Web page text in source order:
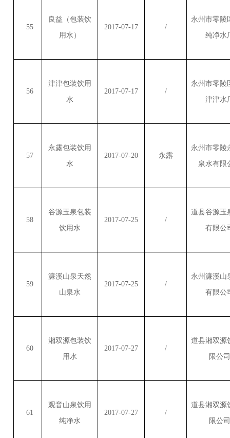
55
良益（包装饮
用水）
2017-07-17 /
永州市零陵
纯净水
56
津津包装饮用
水
2017-07-17 /
永州市零陵
津津水
57
永露包装饮用
水
2017-07-20 永露
永州市零陵
泉水有限
58
谷源玉泉包装
饮用水
2017-07-25 /
道县谷源玉
有限公
59
濂溪山泉天然
山泉水
2017-07-25 /
永州濂溪山
有限公
60
湘双源包装饮
用水
2017-07-27 /
道县湘双源
限公司
61
观音山泉饮用
纯净水
2017-07-27 /
道县湘双源
限公司